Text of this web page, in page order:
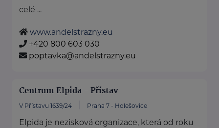
celé ...
www.andelstrazny.eu
+420 800 603 030
poptavka@andelstrazny.eu
Centrum Elpida - Přístav
V Přístavu 1639/24 Praha 7 - Holešovice
Elpida je nezisková organizace, která od roku